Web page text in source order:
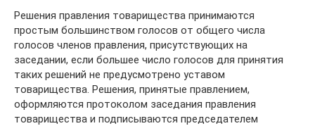
Решения правления товарищества принимаются
простым большинством голосов от общего числа
голосов членов правления, присутствующих на
заседании, если большее число голосов для принятия
таких решений не предусмотрено уставом
товарищества. Решения, принятые правлением,
оформляются протоколом заседания правления
товарищества и подписываются председателем